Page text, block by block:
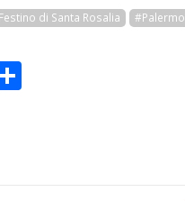
di Santa Rosalia
#Palermo